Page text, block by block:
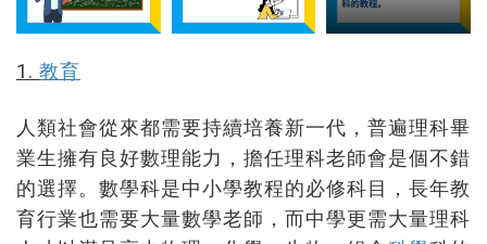
1. 教育
人類社會從來都需要持續培養新一代，普遍理科畢
業生擁有良好數理能力，擔任理科老師會是個不錯
的選擇。數學科是中小學教程的必修科目，長年教
育行業也需要大量數學老師，而中學更需大量理科